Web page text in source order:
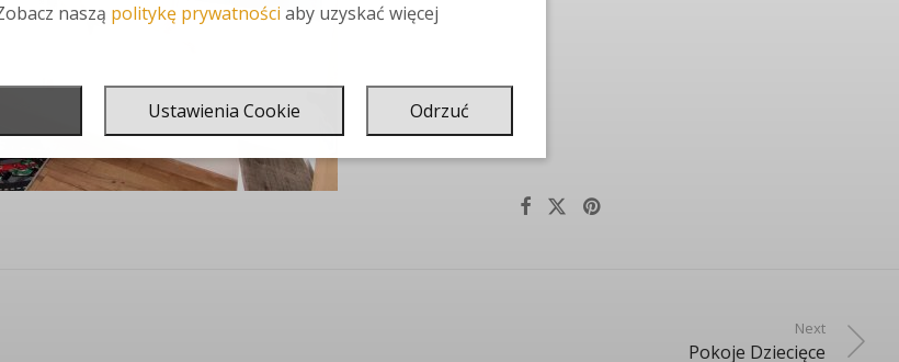
Next
Pokoje Dziecięce
naszą politykę prywatności aby uzyskać więcej
Ustawienia Cookie Odrzuć